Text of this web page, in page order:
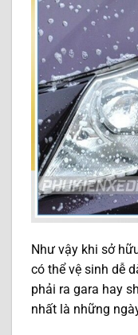
Như vậy khi sở
có thể vệ sinh dễ
phải ra gara hay
nhất là những